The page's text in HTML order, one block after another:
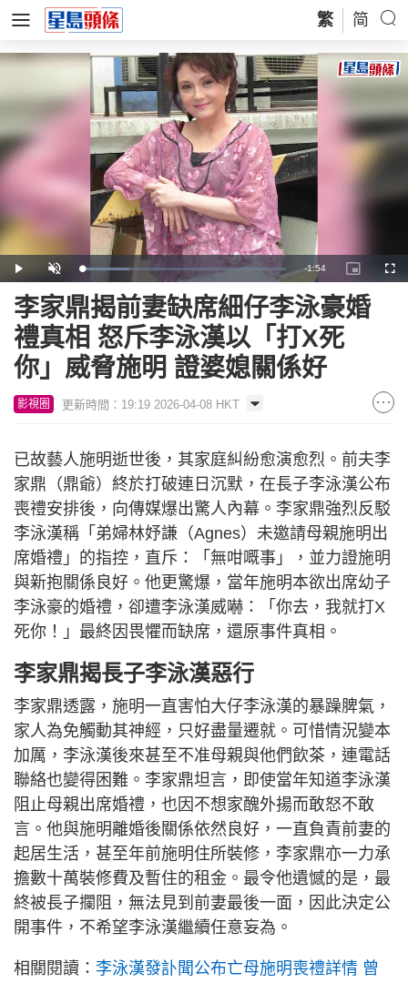
繁 简
Play Unmute Loaded:
23.26%
Remaining
Time
-1:54
Picture-
in-
李家鼎揭前妻缺席細仔李泳豪婚
禮真相 怒斥李泳漢以「打X死
你」威脅施明 證婆媳關係好
影視圈 更新時間：19:19 2026-04-08 HKT
已故藝人施明逝世後，其家庭糾紛愈演愈烈。前夫李
家鼎（鼎爺）終於打破連日沉默，在長子李泳漢公布
喪禮安排後，向傳媒爆出驚人內幕。李家鼎強烈反駁
李泳漢稱「弟婦林妤謙（Agnes）未邀請母親施明出
席婚禮」的指控，直斥：「無咁嘅事」，並力證施明
與新抱關係良好。他更驚爆，當年施明本欲出席幼子
李泳豪的婚禮，卻遭李泳漢威嚇：「你去，我就打X
死你！」最終因畏懼而缺席，還原事件真相。
李家鼎揭長子李泳漢惡行
李家鼎透露，施明一直害怕大仔李泳漢的暴躁脾氣，
家人為免觸動其神經，只好盡量遷就。可惜情況變本
加厲，李泳漢後來甚至不准母親與他們飲茶，連電話
聯絡也變得困難。李家鼎坦言，即使當年知道李泳漢
阻止母親出席婚禮，也因不想家醜外揚而敢怒不敢
言。他與施明離婚後關係依然良好，一直負責前妻的
起居生活，甚至年前施明住所裝修，李家鼎亦一力承
擔數十萬裝修費及暫住的租金。最令他遺憾的是，最
終被長子攔阻，無法見到前妻最後一面，因此決定公
開事件，不希望李泳漢繼續任意妄為。
相關閱讀： 李泳漢發訃聞公布亡母施明喪禮詳情 曾